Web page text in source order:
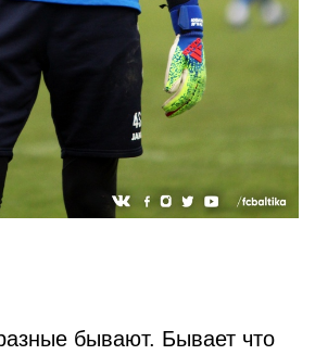
бывают. Бывает что